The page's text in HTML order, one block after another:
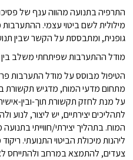
התרפיה בתנועה מהווה ענף של
מילולית לשם ביטוי עצמי.
גופנית, ומתבססת על הקשר שבין
מודל ההתערבות שפיתחתי משלב בין
הטיפול מבוסס על מודל התערבות
מתחום מדעי המוח, מדגיש תקשורת
על מנת לחזק תקשורת תוך-ובין-
לתהליכים יצירתיים, יש ליצור, לנוע
המוח. בתהליך יצירתי/חווייתי
ליהנות מיכולת הביטוי התנועתי.
צעדים, להתמצא במרחב ולהתייחס